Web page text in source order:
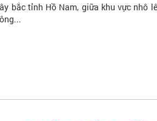
bắc tỉnh Hồ Nam, giữa khu vực nhô